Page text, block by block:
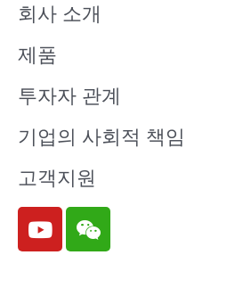
회사 소개
제품
투자자 관계
기업의 사회적 책임
고객지원
Y
o
W
e